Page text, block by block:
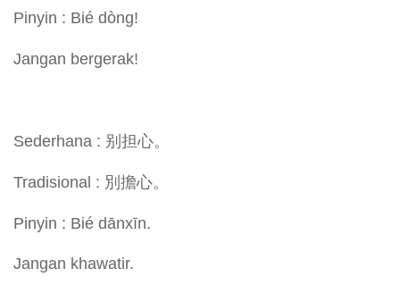
Pinyin : Bié dòng!
Jangan bergerak!
Sederhana : 别担心。
Tradisional : 別擔心。
Pinyin : Bié dānxīn.
Jangan khawatir.